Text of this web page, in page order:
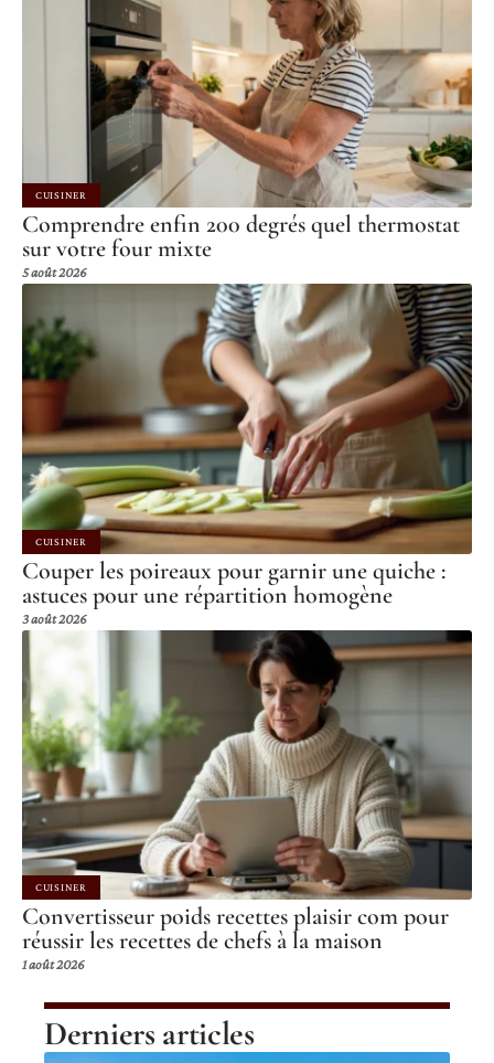
CUISINER
Comprendre enfin 200 degrés quel thermostat
sur votre four mixte
5 août 2026
CUISINER
Couper les poireaux pour garnir une quiche :
astuces pour une répartition homogène
3 août 2026
CUISINER
Convertisseur poids recettes plaisir com pour
réussir les recettes de chefs à la maison
1 août 2026
Derniers articles